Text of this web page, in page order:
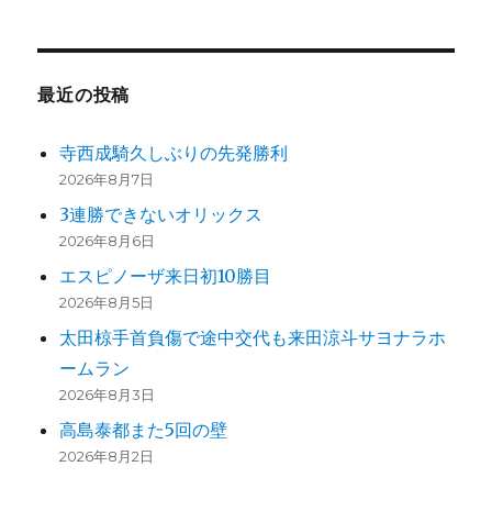
最近の投稿
寺西成騎久しぶりの先発勝利
2026年8月7日
3連勝できないオリックス
2026年8月6日
エスピノーザ来日初10勝目
2026年8月5日
太田椋手首負傷で途中交代も来田涼斗サヨナラホ
ームラン
2026年8月3日
高島泰都また5回の壁
2026年8月2日